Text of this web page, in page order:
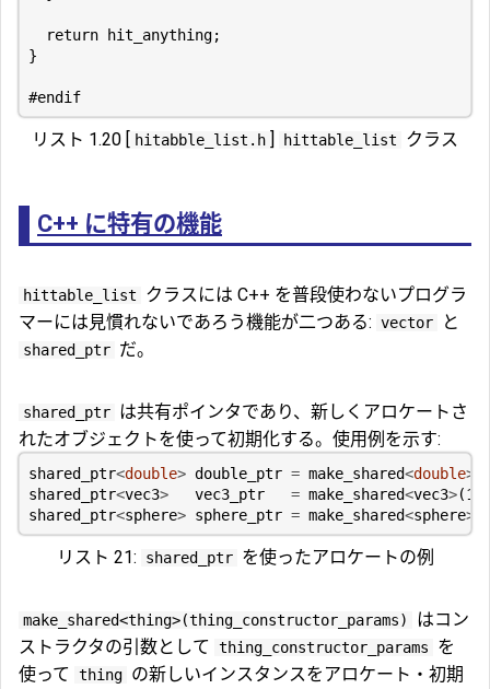
return hit_anything;
}
リスト 1.20 [ hitabble_list.h ] hittable_list クラス
C++ に特有の機能
hittable_list
クラスには C++ を普段使わないプログラ
マーには見慣れないであろう機能が二つある: vector と
shared_ptr だ。
shared_ptr は共有ポインタであり、新しくアロケートさ
れたオブジェクトを使って初期化する。使用例を示す:
shared_ptr<double> double_ptr = make_shared<double>
shared_ptr<vec3> vec3_ptr = make_shared<vec3>(
shared_ptr<sphere> sphere_ptr = make_shared<sphere>
リスト 21: shared_ptr を使ったアロケートの例
make_shared<thing>(thing_constructor_params)
はコン
ストラクタの引数として thing_constructor_params
を
使って thing の新しいインスタンスをアロケート・初期